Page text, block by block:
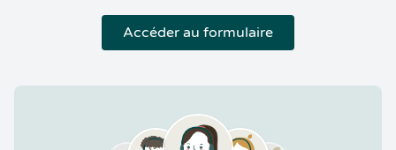
Accéder au formulaire